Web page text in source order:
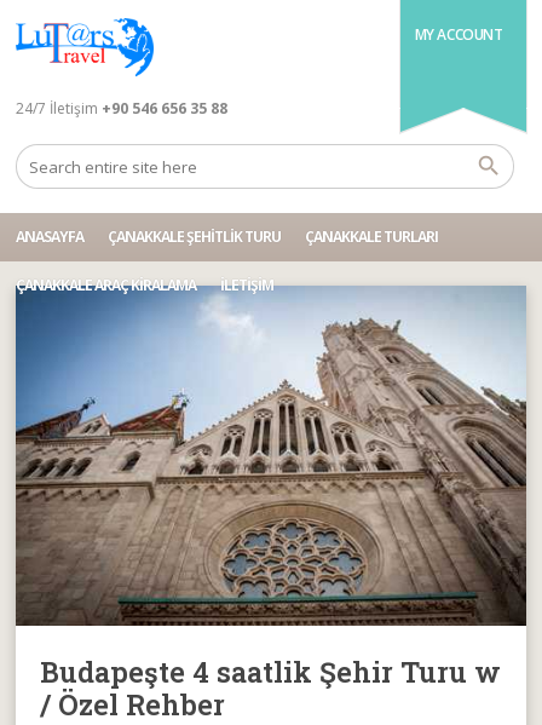
MY ACCOUNT
24/7 İletişim +90 546 656 35 88
ANASAYFA ÇANAKKALE ŞEHITLIK TURU ÇANAKKALE TURLARI
ÇANAKKALE ARAÇ KIRALAMA İLETIŞIM
Budapeşte 4 saatlik Şehir Turu w
/ Özel Rehber